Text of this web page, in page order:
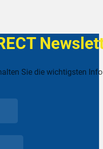
Sie die wichtigsten